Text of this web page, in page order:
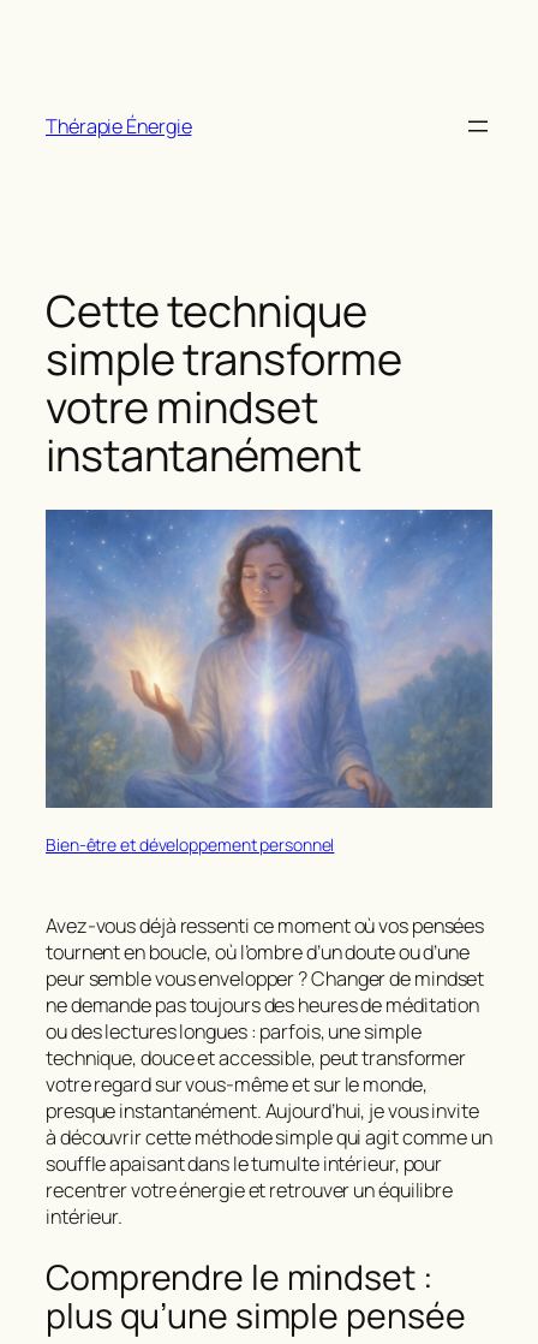
Thérapie Énergie
Cette technique
simple transforme
votre mindset
instantanément
Bien-être et développement personnel
Avez-vous déjà ressenti ce moment où vos pensées
tournent en boucle, où l’ombre d’un doute ou d’une
peur semble vous envelopper ?Changer de mindset
ne demande pas toujours des heures de méditation
ou des lectures longues : parfois, une simple
technique, douce et accessible, peut transformer
votre regard sur vous-même et sur le monde,
presque instantanément. Aujourd’hui, je vous invite
à découvrir cette méthode simple qui agit comme un
souffle apaisant dans le tumulte intérieur, pour
recentrer votre énergie et retrouver un équilibre
intérieur.
Comprendre le mindset :
plus qu’une simple pensée